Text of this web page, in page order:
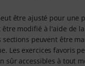
être ajusté pour une
modifié à l'aide de
sections peuvent être
Les exercices favoris
sûr accessibles à tout